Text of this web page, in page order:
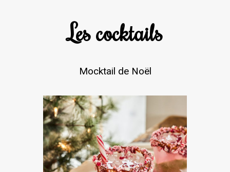
Les cocktails
Mocktail de Noël